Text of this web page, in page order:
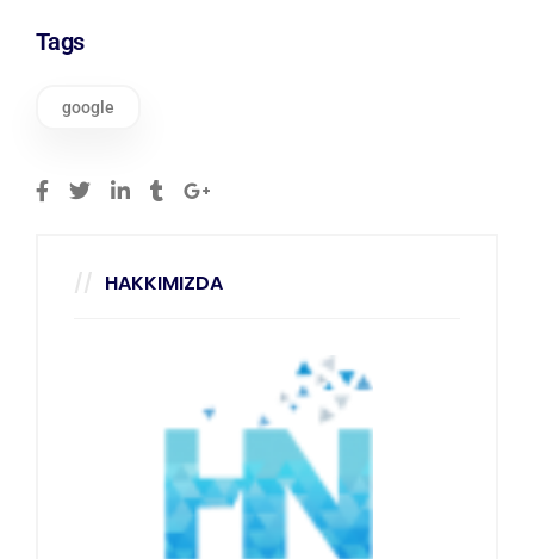
Tags
google
HAKKIMIZDA